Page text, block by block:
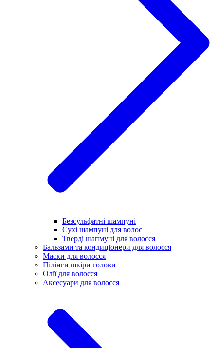
Безсульфатні шампуні
Сухі шампуні для волос
Тверді шапмуні для волосся
Бальзами та кондиціонери для волосся
Маски для волосся
Пілінги шкіри голови
Олії для волосся
Аксесуари для волосся